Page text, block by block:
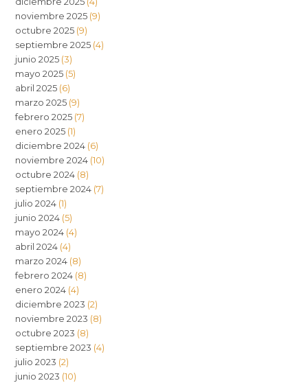
noviembre 2025 (9)
octubre 2025 (9)
septiembre 2025 (4)
junio 2025 (3)
mayo 2025 (5)
abril 2025 (6)
marzo 2025 (9)
febrero 2025 (7)
enero 2025 (1)
diciembre 2024 (6)
noviembre 2024 (10)
octubre 2024 (8)
septiembre 2024 (7)
julio 2024 (1)
junio 2024 (5)
mayo 2024 (4)
abril 2024 (4)
marzo 2024 (8)
febrero 2024 (8)
enero 2024 (4)
diciembre 2023 (2)
noviembre 2023 (8)
octubre 2023 (8)
septiembre 2023 (4)
julio 2023 (2)
junio 2023 (10)